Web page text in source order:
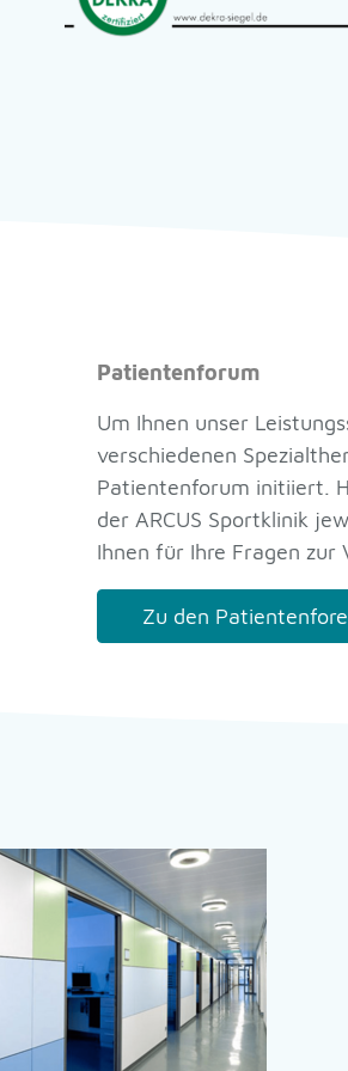
Patientenforum
Um Ihnen unser
verschiedenen
Patientenforum initiiert.
der ARCUS Sportklinik
Ihnen für Ihre Fragen zur
Zu den